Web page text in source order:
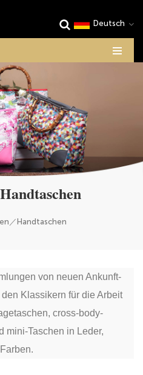
Deutsch
／Handtaschen
von neuen Ankunft-
Klassikern für die Arbeit
cross-body-
mini-Taschen in Leder,